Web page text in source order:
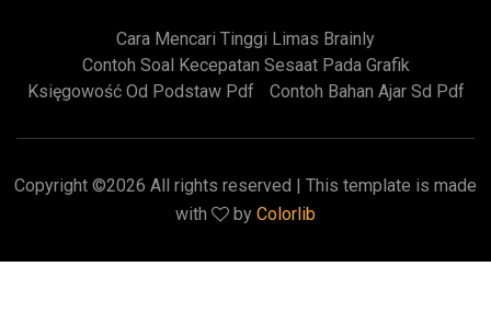
Cara Mencari Tinggi Limas Brainly
Contoh Soal Kecepatan Sesaat Pada Grafik
Księgowość Od Podstaw Pdf
Contoh Bahan Ajar Sd Pdf
Copyright ©2026 All rights reserved | This template is made
with
by Colorlib